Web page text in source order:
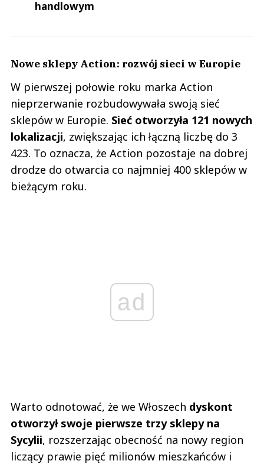
handlowym
Nowe sklepy Action: rozwój sieci w Europie
W pierwszej połowie roku marka Action
nieprzerwanie rozbudowywała swoją sieć
sklepów w Europie. Sieć otworzyła 121 nowych
lokalizacji, zwiększając ich łączną liczbę do 3
423. To oznacza, że Action pozostaje na dobrej
drodze do otwarcia co najmniej 400 sklepów w
bieżącym roku.
ad
Warto odnotować, że we Włoszech dyskont
otworzył swoje pierwsze trzy sklepy na
Sycylii, rozszerzając obecność na nowy region
liczący prawie pięć milionów mieszkańców i